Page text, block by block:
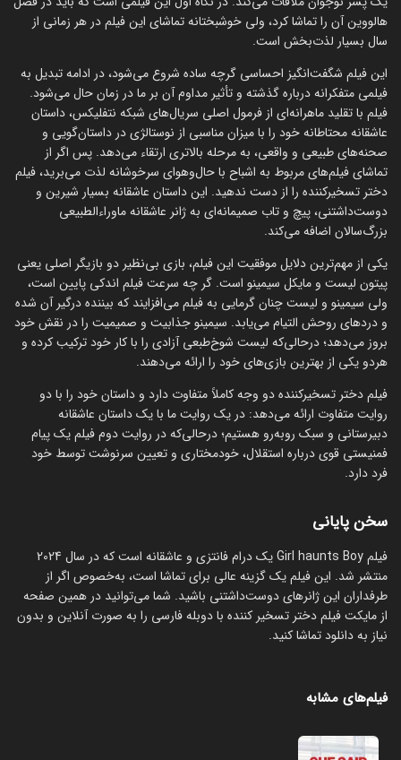
هالووین آن را تماشا کرد، ولی خوشبختانه تماشای این فیلم در هر زمانی از
سال بسیار لذت‌بخش است.
این فیلم شگفت‌انگیز احساسی گرچه ساده شروع می‌شود، در ادامه تبدیل به
فیلمی متفکرانه درباره گذشته و تأثیر مداوم آن بر ما در زمان حال می‌شود.
فیلم با تقلید ماهرانه‌ای از فرمول اصلی سریال‌های شبکه نتفلیکس، داستان
عاشقانه محتاطانه خود را با میزان مناسبی از نوستالژی در داستان‌گویی و
صحنه‌های طبیعی و واقعی، به مرحله بالاتری ارتقاء می‌دهد. پس اگر از
تماشای فیلم‌های مربوط به اشباح با حال‌وهوای سرخوشانه لذت می‌برید، فیلم
دختر تسخیرکننده را از دست ندهید. این داستان عاشقانه بسیار شیرین و
دوست‌داشتنی، پیچ و تاب صمیمانه‌ای به ژانر عاشقانه ماوراءالطبیعی
بزرگ‌سالان اضافه می‌کند.
یکی از مهم‌ترین دلایل موفقیت این فیلم، بازی بی‌نظیر دو بازیگر اصلی یعنی
پیتون لیست و مایکل سیمینو است. گر چه سرعت فیلم اندکی پایین است،
ولی سیمینو و لیست چنان گرمایی به فیلم می‌افزایند که بیننده درگیر آن شده
و دردهای روحش التیام می‌یابد. سیمینو جذابیت و صمیمیت را در نقش خود
بروز می‌دهد؛ درحالی‌که لیست شوخ‌طبعی آزادی را با کار خود ترکیب کرده و
هردو یکی از بهترین بازی‌های خود را ارائه می‌دهند.
فیلم دختر تسخیرکننده دو وجه کاملاً متفاوت دارد و داستان خود را با دو
روایت متفاوت ارائه می‌دهد: در یک روایت ما با یک داستان عاشقانه
دبیرستانی و سبک روبه‌رو هستیم؛ درحالی‌که در روایت دوم فیلم یک پیام
فمنیستی قوی درباره استقلال، خودمختاری و تعیین سرنوشت توسط خود
فرد دارد.
سخن پایانی
فیلم Girl haunts Boy یک درام فانتزی و عاشقانه است که در سال 2024
منتشر شد. این فیلم یک گزینه عالی برای تماشا است، به‌خصوص اگر از
طرفداران این ژانرهای دوست‌داشتنی باشید. شما می‌توانید در همین صفحه
از مایکت فیلم دختر تسخیر کننده با دوبله فارسی را به صورت آنلاین و بدون
نیاز به دانلود تماشا کنید.
فیلم‌های مشابه